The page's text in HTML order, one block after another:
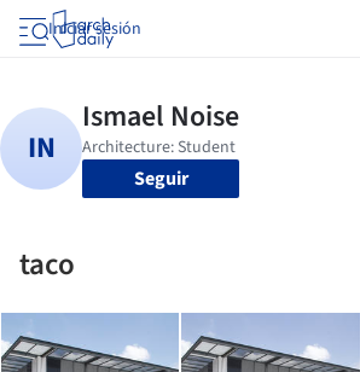
Iniciar sesión
Seguir
taco